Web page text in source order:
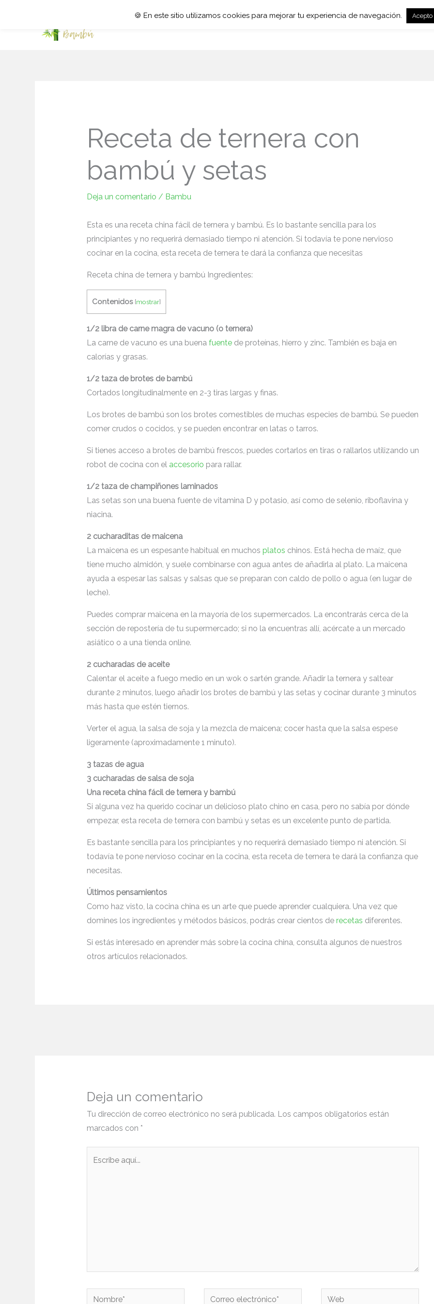
Jardín
Receta de ternera con
bambú y setas
Deja un comentario / Bambu
Esta es una receta china fácil de ternera y bambú. Es lo bastante sencilla para los
principiantes y no requerirá demasiado tiempo ni atención. Si todavía te pone nervioso
cocinar en la cocina, esta receta de ternera te dará la confianza que necesitas
Receta china de ternera y bambú Ingredientes:
Contenidos [mostrar]
1/2 libra de carne magra de vacuno (o ternera)
La carne de vacuno es una buena fuentede proteínas, hierro y zinc. También es baja en
calorías y grasas.
1/2 taza de brotes de bambú
Cortados longitudinalmente en 2-3 tiras largas y finas.
Los brotes de bambú son los brotes comestibles de muchas especies de bambú. Se pueden
comer crudos o cocidos, y se pueden encontrar en latas o tarros.
Si tienes acceso a brotes de bambú frescos, puedes cortarlos en tiras o rallarlos utilizando un
robot de cocina con el accesorio para rallar.
1/2 taza de champiñones laminados
Las setas son una buena fuente de vitamina D y potasio, así como de selenio, riboflavina y
niacina.
2 cucharaditas de maicena
La maicena es un espesante habitual en muchos platos chinos. Está hecha de maíz, que
tiene mucho almidón, y suele combinarse con agua antes de añadirla al plato. La maicena
ayuda a espesar las salsas y salsas que se preparan con caldo de pollo o agua (en lugar de
leche).
Puedes comprar maicena en la mayoría de los supermercados. La encontrarás cerca de la
sección de repostería de tu supermercado; si no la encuentras allí, acércate a un mercado
asiático o a una tienda online.
2 cucharadas de aceite
Calentar el aceite a fuego medio en un wok o sartén grande. Añadir la ternera y saltear
durante 2 minutos, luego añadir los brotes de bambú y las setas y cocinar durante 3 minutos
más hasta que estén tiernos.
Verter el agua, la salsa de soja y la mezcla de maicena; cocer hasta que la salsa espese
ligeramente (aproximadamente 1 minuto).
3 tazas de agua
3 cucharadas de salsa de soja
Una receta china fácil de ternera y bambú
Si alguna vez ha querido cocinar un delicioso plato chino en casa, pero no sabía por dónde
empezar, esta receta de ternera con bambú y setas es un excelente punto de partida.
Es bastante sencilla para los principiantes y no requerirá demasiado tiempo ni atención. Si
todavía te pone nervioso cocinar en la cocina, esta receta de ternera te dará la confianza que
necesitas.
Últimos pensamientos
Como haz visto, la cocina china es un arte que puede aprender cualquiera. Una vez que
domines los ingredientes y métodos básicos, podrás crear cientos de recetas diferentes.
Si estás interesado en aprender más sobre la cocina china, consulta algunos de nuestros
otros artículos relacionados.
Deja un comentario
Tu dirección de correo electrónico no será publicada. Los campos obligatorios están
marcados con *
Nombre*
Correo
Web
🍪 En este sitio utilizamos cookies para mejorar tu experiencia de navegación. Acepto